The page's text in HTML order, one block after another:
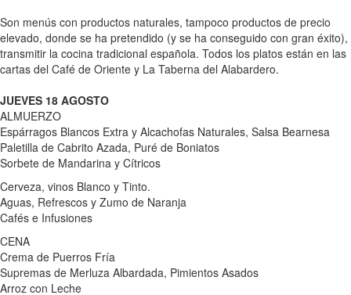
Son menús con productos naturales, tampoco productos de precio
elevado, donde se ha pretendido (y se ha conseguido con gran éxito),
transmitir la cocina tradicional española. Todos los platos están en las
cartas del Café de Oriente y La Taberna del Alabardero.
JUEVES 18 AGOSTO
ALMUERZO
Espárragos Blancos Extra y Alcachofas Naturales, Salsa Bearnesa
Paletilla de Cabrito Azada, Puré de Boniatos
Sorbete de Mandarina y Cítricos
Cerveza, vinos Blanco y Tinto.
Aguas, Refrescos y Zumo de Naranja
Cafés e Infusiones
CENA
Crema de Puerros Fría
Supremas de Merluza Albardada, Pimientos Asados
Arroz con Leche